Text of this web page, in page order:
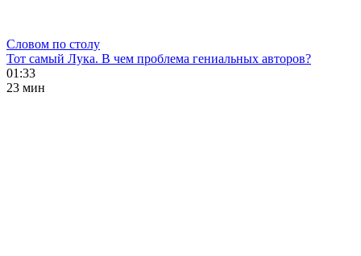
Словом по столу
Тот самый Лука. В чем проблема гениальных авторов?
01:33
23 мин